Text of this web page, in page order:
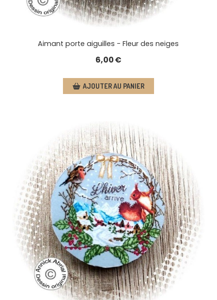
Aimant porte aiguilles - Fleur des neiges
6,00€
AJOUTER AU PANIER